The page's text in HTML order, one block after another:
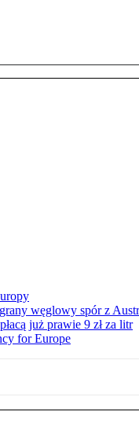
węglowy spór z
już prawie 9 zł za litr
for Europe